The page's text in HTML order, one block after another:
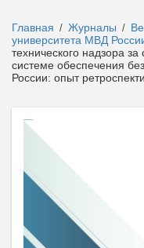
Главная / Журналы /
университета МВД
технического надзора
системе обеспечения
России: опыт